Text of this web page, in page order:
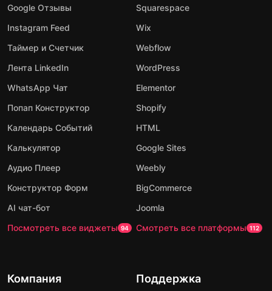
Google Отзывы
Instagram Feed
Таймер и Счетчик
Лента LinkedIn
WhatsApp Чат
Попап Конструктор
Календарь Событий
Калькулятор
Аудио Плеер
Конструктор Форм
AI чат-бот
Посмотреть все виджеты 94
Squarespace
Wix
Webflow
WordPress
Elementor
Shopify
HTML
Google Sites
Weebly
BigCommerce
Joomla
Смотреть все платформы 112
Компания Поддержка